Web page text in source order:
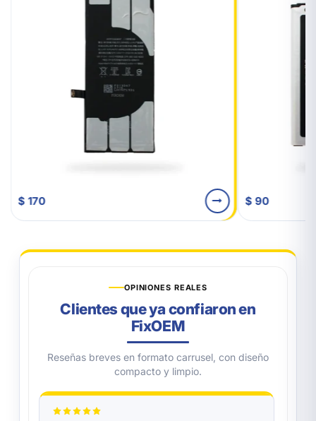
$ 170 $ 90
OPINIONES REALES
Clientes que ya confiaron en
FixOEM
Reseñas breves en formato carrusel, con diseño
compacto y limpio.